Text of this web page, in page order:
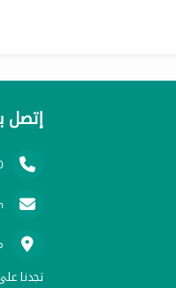
إتصل
تجدنا